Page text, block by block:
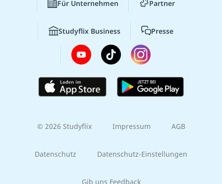
Für Unternehmen Partner
Studyflix Business Presse
© 2026 Studyflix Impressum AGB
Datenschutz Datenschutz-Einstellungen
Gib uns Feedback